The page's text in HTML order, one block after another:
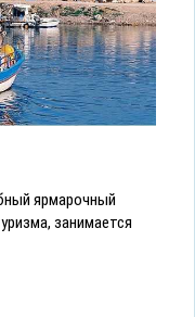
ярмарочный
занимается